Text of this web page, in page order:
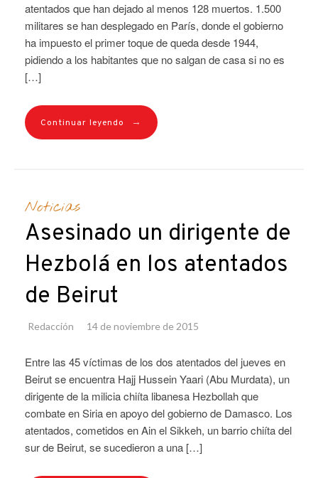
atentados que han dejado al menos 128 muertos. 1.500
militares se han desplegado en París, donde el gobierno
ha impuesto el primer toque de queda desde 1944,
pidiendo a los habitantes que no salgan de casa si no es
[…]
Continuar leyendo →
Noticias
Asesinado un dirigente de
Hezbolá en los atentados
de Beirut
Redacción 14 de noviembre de 2015
Entre las 45 víctimas de los dos atentados del jueves en
Beirut se encuentra Hajj Hussein Yaari (Abu Murdata), un
dirigente de la milicia chiíta libanesa Hezbollah que
combate en Siria en apoyo del gobierno de Damasco. Los
atentados, cometidos en Ain el Sikkeh, un barrio chiíta del
sur de Beirut, se sucedieron a una […]